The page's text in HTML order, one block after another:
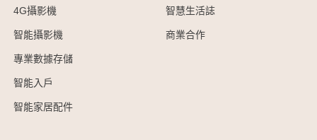
4G攝影機
智能攝影機
專業數據存儲
智能入戶
智能家居配件
智慧生活誌
商業合作